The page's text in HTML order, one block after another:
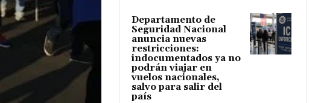
Departamento de
Seguridad Nacional
anuncia nuevas
restricciones:
indocumentados ya no
podrán viajar en
vuelos nacionales,
salvo para salir del
país